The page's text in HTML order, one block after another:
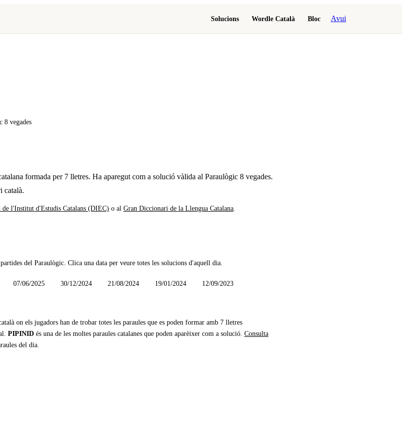
Solucions Wordle Català Bloc Avui
8 vegades
formada per 7 lletres. Ha aparegut com a solució vàlida al Paraulògic 8 vegades.
català.
l'Institut d'Estudis Catalans (DIEC) o al Gran Diccionari de la Llengua Catalana
del Paraulògic. Clica una data per veure totes les solucions d'aquell dia.
07/06/2025 30/12/2024 21/08/2024 19/01/2024 12/09/2023
on els jugadors han de trobar totes les paraules que es poden formar amb 7 lletres
PIPINID és una de les moltes paraules catalanes que poden aparèixer com a solució. Consulta
del dia.